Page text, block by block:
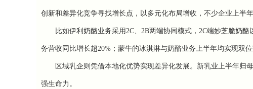
创新和差异化竞争寻找增长点，以多元化布局增收，不少企业上半
比如伊利奶酪业务采用2C、2B两端协同模式，2C端妙芝脆奶酪
务营收同比增长超20%；蒙牛的冰淇淋与奶酪业务上半年均实现双位
区域乳企则凭借本地化优势实现差异化发展。新乳业上半年归母
强生命力。